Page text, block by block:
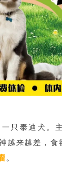
只泰迪犬。
越来越差，
。